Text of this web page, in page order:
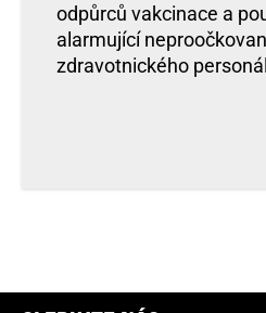
odpůrců vakcinace a
alarmující
zdravotnického